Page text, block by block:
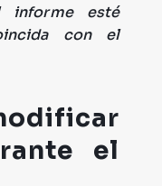
esté
con el
el